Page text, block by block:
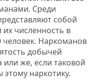
Среди
собой
численность в
человек. Наркоманов
добычей
же, если таковой
этому наркотику.